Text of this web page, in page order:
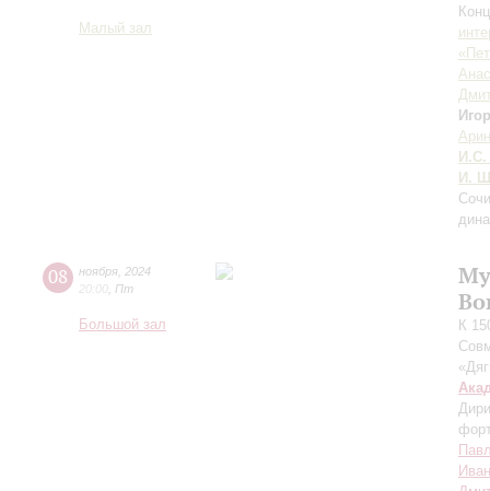
Малый зал
И.С.
И.
08 ноября 2024
20:00 Пт
Большой зал
К